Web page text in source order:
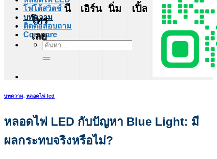
โฟโต้สวิตช์
บทความ
ติดต่อสอบถาม
Compare
ค้นหา:
โทร
เลย
นี
เอิร์น
นิ่ม
เปิ้ล
บทความ, หลอดไฟ led
หลอดไฟ LED กับปัญหา Blue Light: มี
ผลกระทบจริงหรือไม่?